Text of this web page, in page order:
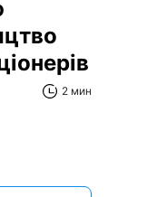
2 мин